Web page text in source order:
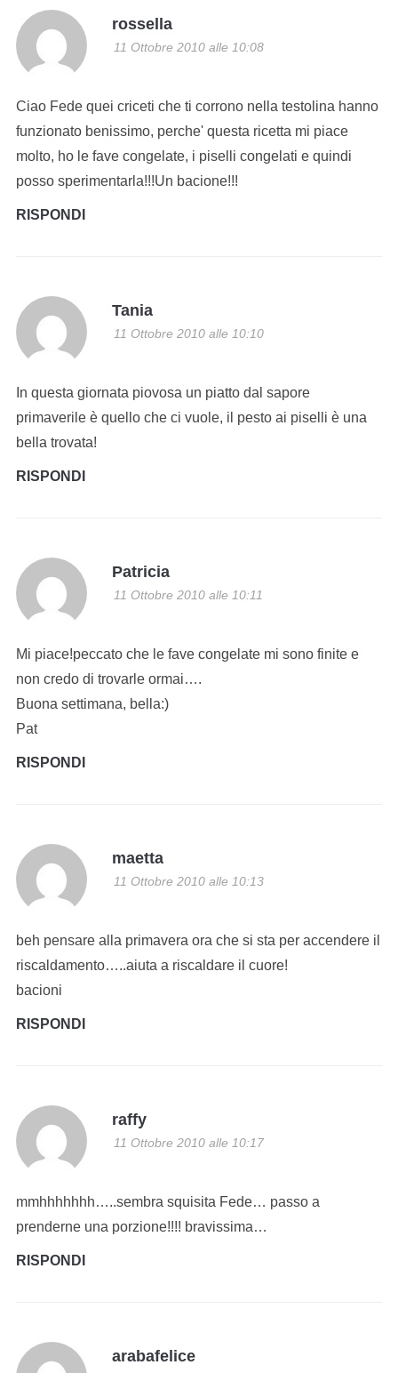
rossella
11 Ottobre 2010 alle 10:08
Ciao Fede quei criceti che ti corrono nella testolina hanno
funzionato benissimo, perche' questa ricetta mi piace
molto, ho le fave congelate, i piselli congelati e quindi
posso sperimentarla!!!Un bacione!!!
RISPONDI
Tania
11 Ottobre 2010 alle 10:10
In questa giornata piovosa un piatto dal sapore
primaverile è quello che ci vuole, il pesto ai piselli è una
bella trovata!
RISPONDI
Patricia
11 Ottobre 2010 alle 10:11
Mi piace!peccato che le fave congelate mi sono finite e
non credo di trovarle ormai….
Buona settimana, bella:)
Pat
RISPONDI
maetta
11 Ottobre 2010 alle 10:13
beh pensare alla primavera ora che si sta per accendere il
riscaldamento…..aiuta a riscaldare il cuore!
bacioni
RISPONDI
raffy
11 Ottobre 2010 alle 10:17
mmhhhhhhh…..sembra squisita Fede… passo a
prenderne una porzione!!!! bravissima…
RISPONDI
arabafelice